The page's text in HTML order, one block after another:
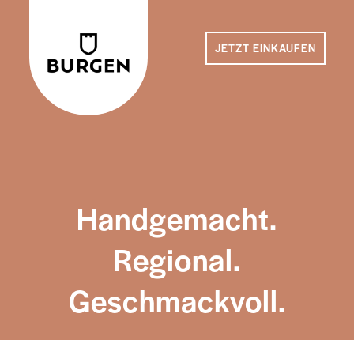
JETZT EINKAUFEN
Handgemacht.
Regional.
Geschmackvoll.